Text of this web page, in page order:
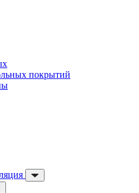
покрытий